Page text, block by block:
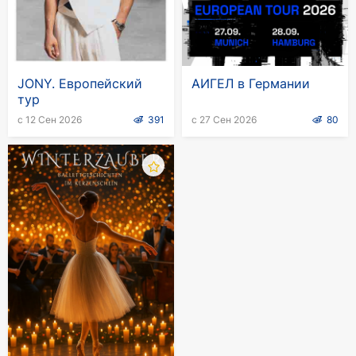
JONY. Европейский
тур
с 12 Сен 2026 391
АИГЕЛ в Германии
с 27 Сен 2026 80